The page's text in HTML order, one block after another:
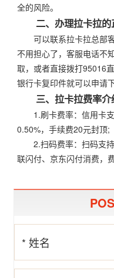
全的风险。
二、办理拉卡拉的
可以联系拉卡拉总部客
不用担心了，客服电话不
取，或者直接拨打95016
银行卡复印件就可以申请下
三、拉卡拉费率介
1.刷卡费率：信用卡支
0.50%，手续费20元封顶;
2.扫码费率：扫码支持
联闪付、京东闪付消费，
* 姓名